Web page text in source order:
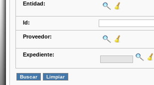
Entidad:
Id:
Proveedor:
Expediente: